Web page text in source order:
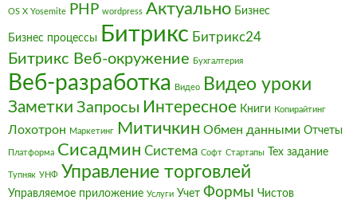
OS X Yosemite PHP wordpress Актуально Бизнес
Бизнес процессы Битрикс Битрикс24
Битрикс Веб-окружение Бухгалтерия
Веб-разработка Видео Видео уроки
Заметки Запросы Интересное Книги Копирайтинг
Лохотрон Маркетинг Митичкин Обмен данными Отчеты
Платформа Сисадмин Система Софт Стартапы Тех задание
Тупняк УНФ Управление торговлей
Управляемое приложение Услуги Учет Формы Чистов